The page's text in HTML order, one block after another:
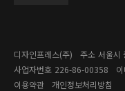
디자인프레스(주) 주소 서울시
사업자번호 226-86-00358​
이용약관
개인정보처리방침